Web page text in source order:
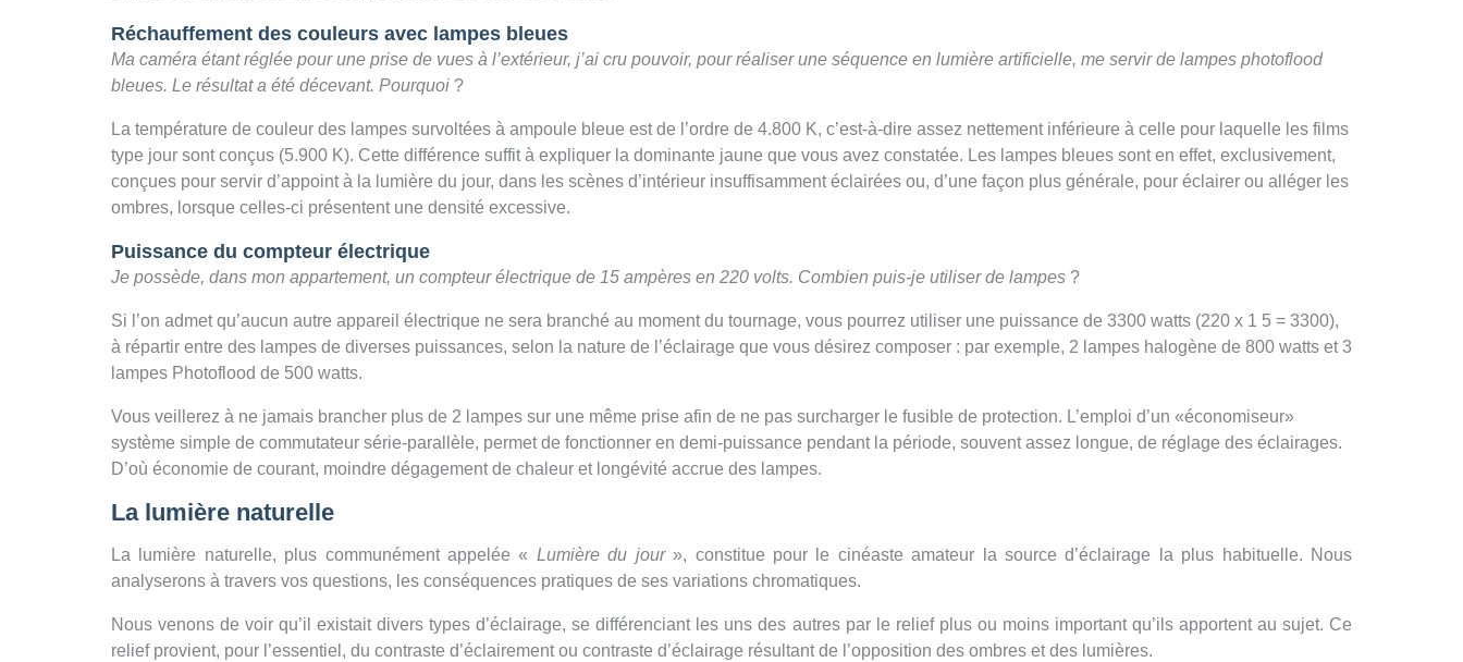
Réchauffement des couleurs avec lampes bleues
Ma caméra étant réglée pour une prise de vues à l’extérieur, j’ai cru pouvoir, pour réaliser une séquence en lumière artificielle, me servir de lampes photoflood
bleues. Le résultat a été décevant. Pourquoi ?
La température de couleur des lampes survoltées à ampoule bleue est de l’ordre de 4.800 K, c’est-à-dire assez nettement inférieure à celle pour laquelle les films
type jour sont conçus (5.900 K). Cette différence suffit à expliquer la dominante jaune que vous avez constatée. Les lampes bleues sont en effet, exclusivement,
conçues pour servir d’appoint à la lumière du jour, dans les scènes d’intérieur insuffisamment éclairées ou, d’une façon plus générale, pour éclairer ou alléger les
ombres, lorsque celles-ci présentent une densité excessive.
Puissance du compteur électrique
Je possède, dans mon appartement, un compteur électrique de 15 ampères en 220 volts. Combien puis-je utiliser de lampes ?
Si l’on admet qu’aucun autre appareil électrique ne sera branché au moment du tournage, vous pourrez utiliser une puissance de 3300 watts (220 x 1 5 = 3300),
à répartir entre des lampes de diverses puissances, selon la nature de l’éclairage que vous désirez composer : par exemple, 2 lampes halogène de 800 watts et 3
lampes Photoflood de 500 watts.
Vous veillerez à ne jamais brancher plus de 2 lampes sur une même prise afin de ne pas surcharger le fusible de protection. L’emploi d’un «économiseur»
système simple de commutateur série-parallèle, permet de fonctionner en demi-puissance pendant la période, souvent assez longue, de réglage des éclairages.
D’où économie de courant, moindre dégagement de chaleur et longévité accrue des lampes.
La lumière naturelle
La lumière naturelle, plus communément appelée « Lumière du jour», constitue pour le cinéaste amateur la source d’éclairage la plus habituelle. Nous
analyserons à travers vos questions, les conséquences pratiques de ses variations chromatiques.
Nous venons de voir qu’il existait divers types d’éclairage, se différenciant les uns des autres par le relief plus ou moins important qu’ils apportent au sujet. Ce
relief provient, pour l’essentiel, du contraste d’éclairement ou contraste d’éclairage résultant de l’opposition des ombres et des lumières.